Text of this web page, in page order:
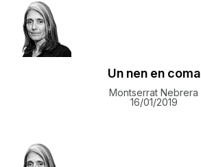
Un nen en coma
Montserrat Nebrera
16/01/2019